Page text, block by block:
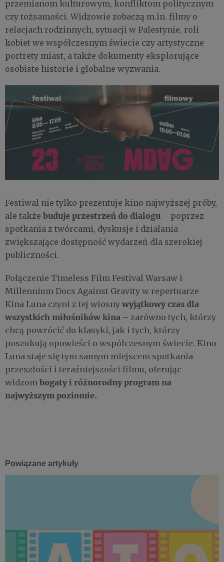
przemianom kulturowym, konfliktom politycznym
czy tożsamości. Widzowie zobaczą m.in. filmy o
relacjach rodzinnych, sytuacji w Palestynie, roli
kobiet we współczesnym świecie czy artystyczne
portrety miast, a także dokumenty eksplorujące
osobiste historie i globalne wyzwania.
Festiwal nie tylko prezentuje kino najwyższej próby,
ale także buduje przestrzeń do dialogu – poprzez
spotkania z twórcami, dyskusje i działania
zwiększające dostępność wydarzeń dla szerokiej
publiczności.
Połączenie Timeless Film Festival Warsaw i
Millennium Docs Against Gravity w repertuarze
Kina Luna czyni z tej wiosny wyjątkowy czas dla
wszystkich miłośników kina – zarówno tych, którzy
chcą powrócić do klasyki, jak i tych, którzy
poszukują opowieści o współczesnym świecie. Kino
Luna staje się tym samym miejscem spotkania
przeszłości i teraźniejszości filmu, oferując
widzom bogaty i różnorodny program na
najwyższym poziomie.
Powiązane artykuły